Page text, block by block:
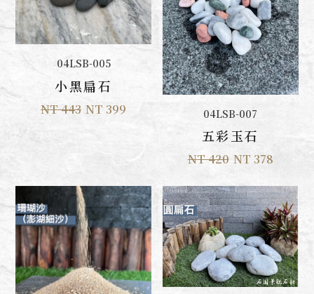
加入購物車
04LSB-005
小黑扁石
NT 443 NT 399 加入購物車
04LSB-007
五彩玉石
NT 420 NT 378